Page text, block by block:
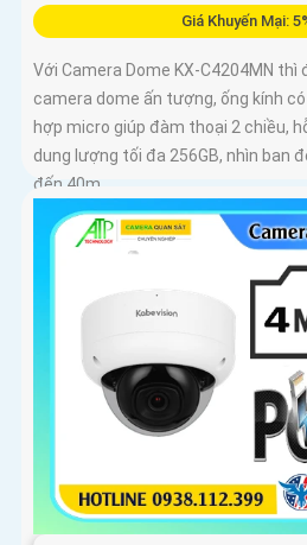
Giá Khuyến Mại:
Với Camera Dome KX-C4204MN
camera dome ấn tượng, ống kính
hợp micro giúp đàm thoại 2 chiều,
dung lượng tối đa 256GB, nhìn ban
đến 40m